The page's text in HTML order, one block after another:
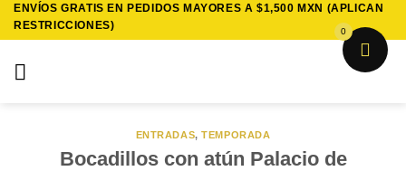
Saltar
ENVÍOS GRATIS EN PEDIDOS MAYORES A $1,500 MXN (APLICAN
RESTRICCIONES)
ENTRADAS,TEMPORADA
Bocadillos con atún Palacio de
0